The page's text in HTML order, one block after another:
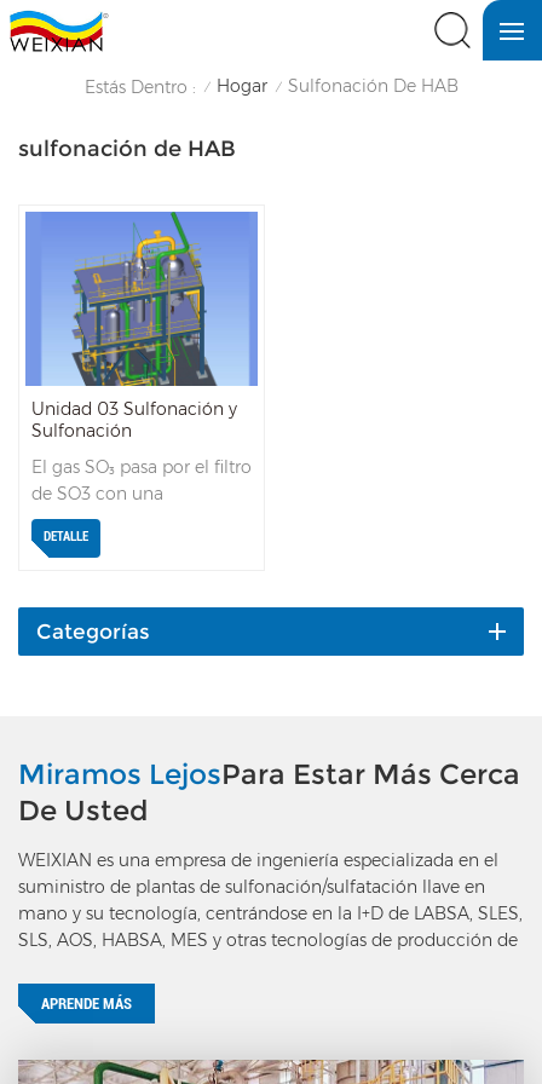
Estás Dentro : / Hogar / Sulfonación De HAB
sulfonación de HAB
Unidad 03 Sulfonación y
Sulfonación
El gas SO₃ pasa por el filtro
de SO3 con una
concentración precisa (%),
luego reacciona con la
reacción se elimina
reciclando agua de
unidad de tratamiento de
gases de escape pasando
por el separador gas-
ciclónico; el ácido
orgánico pasa a la unidad
de envejecimiento y
estabilización oa la unidad
depuración de dioxanos.
El caudal de materia
controla mediante un
DETALLE
Categorías
Miramos LejosPara Estar Más Cerca
De Usted
WEIXIAN es una empresa de ingeniería especializada en el
suministro de plantas de sulfonación/sulfatación llave en
mano y su tecnología, centrándose en la I+D de LABSA, SLES,
SLS, AOS, HABSA, MES y otras tecnologías de producción de
APRENDE MÁS